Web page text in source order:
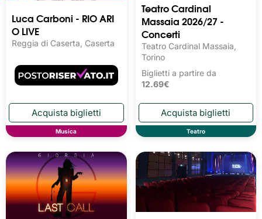
Luca Carboni - RIO ARI
O LIVE
Reggia di Caserta, Caserta
Musica
Teatro Cardinal
Massaia 2026/27 -
Concerti
Teatro Cardinal Massaia,
Torino
Biglietti a partire da
12.69€
Teatro